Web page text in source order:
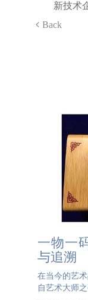
新技术
Back
一物一
与追溯
在当今的艺
自艺术大师